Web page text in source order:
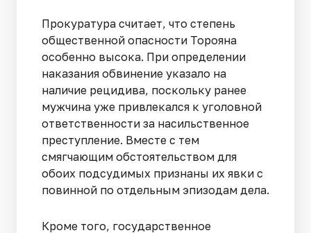
Прокуратура считает, что степень
общественной опасности Торояна
особенно высока. При определении
наказания обвинение указало на
наличие рецидива, поскольку ранее
мужчина уже привлекался к уголовной
ответственности за насильственное
преступление. Вместе с тем
смягчающим обстоятельством для
обоих подсудимых признаны их явки с
повинной по отдельным эпизодам дела.
Кроме того, государственное